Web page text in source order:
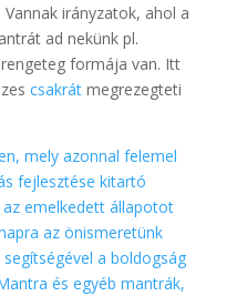
irányzatok, ahol a
ad nekünk pl.
rengeteg formája van. Itt
csakrát megrezegteti
mely azonnal felemel
fejlesztése kitartó
emelkedett állapotot
az önismeretünk
a boldogság
és egyéb mantrák,